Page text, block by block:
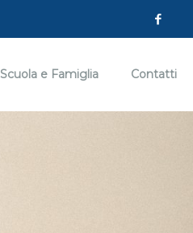
Scuola e Famiglia Contatti